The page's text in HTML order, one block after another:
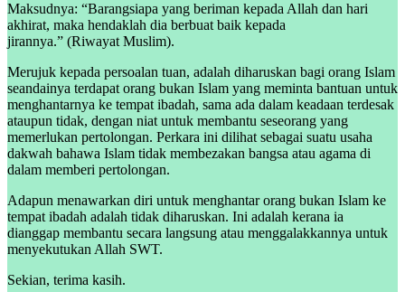
Maksudnya: “Barangsiapa yang beriman kepada Allah dan hari
akhirat, maka hendaklah dia berbuat baik kepada
jirannya.” (Riwayat Muslim).
Merujuk kepada persoalan tuan, adalah diharuskan bagi orang Islam
seandainya terdapat orang bukan Islam yang meminta bantuan untuk
menghantarnya ke tempat ibadah, sama ada dalam keadaan terdesak
ataupun tidak, dengan niat untuk membantu seseorang yang
memerlukan pertolongan. Perkara ini dilihat sebagai suatu usaha
dakwah bahawa Islam tidak membezakan bangsa atau agama di
dalam memberi pertolongan.
Adapun menawarkan diri untuk menghantar orang bukan Islam ke
tempat ibadah adalah tidak diharuskan. Ini adalah kerana ia
dianggap membantu secara langsung atau menggalakkannya untuk
menyekutukan Allah SWT.
Sekian, terima kasih.